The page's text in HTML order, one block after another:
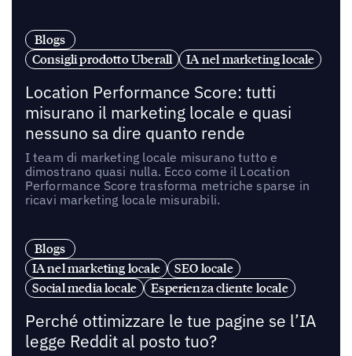
Blogs
Consigli prodotto Uberall
IA nel marketing locale
Location Performance Score: tutti
misurano il marketing locale e quasi
nessuno sa dire quanto rende
I team di marketing locale misurano tutto e
dimostrano quasi nulla. Ecco come il Location
Performance Score trasforma metriche sparse in
ricavi marketing locale misurabili.
Blogs
IA nel marketing locale
SEO locale
Social media locale
Esperienza cliente locale
Perché ottimizzare le tue pagine se l’IA
legge Reddit al posto tuo?